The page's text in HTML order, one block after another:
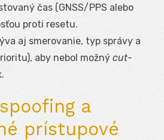
čas (GNSS/PPS alebo
proti resetu.
aj smerovanie, typ správy a
aby nebol možný cut-
a
prístupové